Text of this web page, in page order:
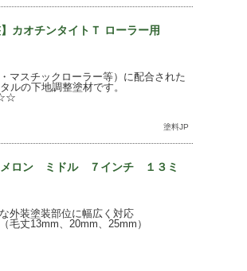
カオチンタイトＴ ローラー用
マスチックローラー等）に配合された
ルの下地調整塗材です。
塗料JP
メロン ミドル ７インチ １３ミ
外装塗装部位に幅広く対応
毛丈13mm、20mm、25mm）